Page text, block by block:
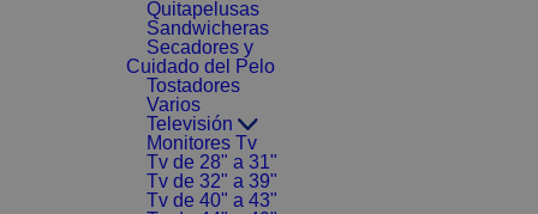
Quitapelusas
Sandwicheras
Secadores y
Cuidado del Pelo
Tostadores
Varios
Televisión
Monitores Tv
Tv de 28" a 31"
Tv de 32" a 39"
Tv de 40" a 43"